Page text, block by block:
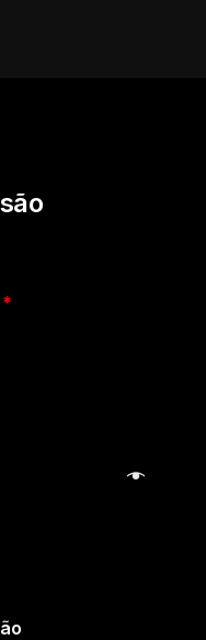
*